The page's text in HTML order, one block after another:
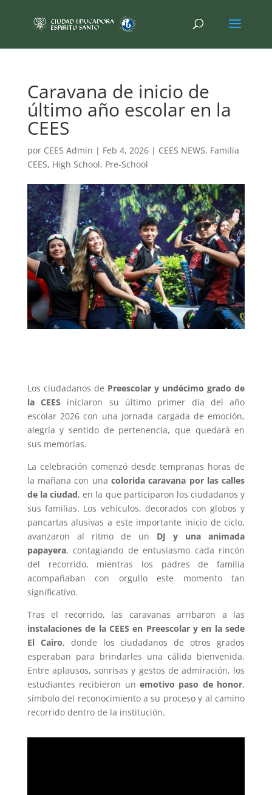
Caravana de inicio de
último año escolar en la
CEES
por CEES Admin | Feb 4, 2026| CEES NEWS, Familia
CEES, High School, Pre-School
Los ciudadanos de Preescolar y undécimo grado de
la CEES iniciaron su último primer día del año
escolar 2026 con una jornada cargada de emoción,
alegría y sentido de pertenencia, que quedará en
sus memorias.
La celebración comenzó desde tempranas horas de
la mañana con una colorida caravana por las calles
de la ciudad, en la que participaron los ciudadanos y
sus familias. Los vehículos, decorados con globos y
pancartas alusivas a este importante inicio de ciclo,
avanzaron al ritmo de un DJ y una animada
papayera, contagiando de entusiasmo cada rincón
del recorrido, mientras los padres de familia
acompañaban con orgullo este momento tan
significativo.
Tras el recorrido, las caravanas arribaron a las
instalaciones de la CEES en Preescolar y en la sede
El Cairo, donde los ciudadanos de otros grados
esperaban para brindarles una cálida bienvenida.
Entre aplausos, sonrisas y gestos de admiración, los
estudiantes recibieron un emotivo paso de honor,
símbolo del reconocimiento a su proceso y al camino
recorrido dentro de la institución.